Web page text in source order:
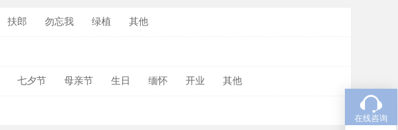
扶郎 勿忘我 绿植 其他
七夕节 母亲节 生日 缅怀 开业 其他
在线咨询